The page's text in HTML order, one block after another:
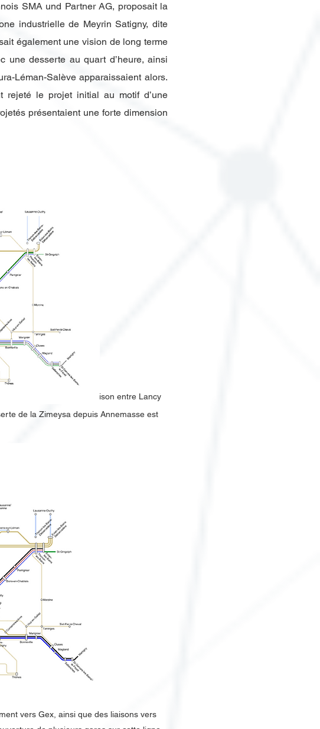
SMA und Partner AG, proposait la
industrielle de Meyrin Satigny, dite
également une vision de long terme
une desserte au quart d’heure, ainsi
Léman-Salève apparaissaient alors.
rejeté le projet initial au motif d’une
présentaient une forte dimension
constate l’absence de liaison entre Lancy
de la Zimeysa depuis Annemasse est
vers Gex, ainsi que des liaisons vers